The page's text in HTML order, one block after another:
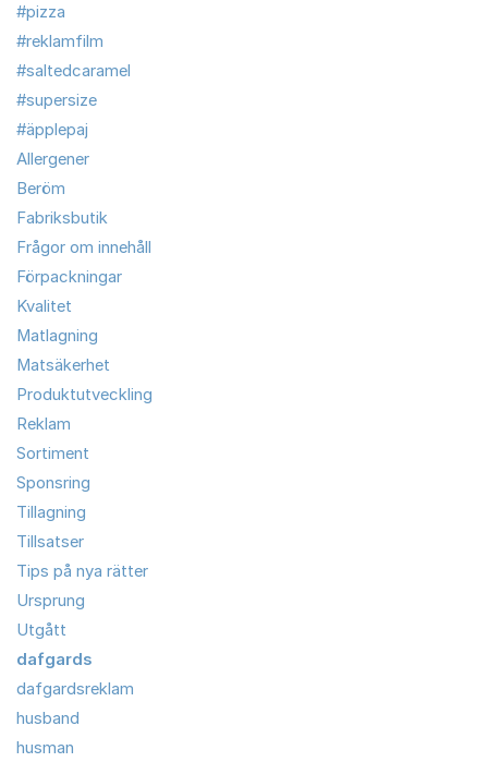
#pizza
#reklamfilm
#saltedcaramel
#supersize
#äpplepaj
Allergener
Beröm
Fabriksbutik
Frågor om innehåll
Förpackningar
Kvalitet
Matlagning
Matsäkerhet
Produktutveckling
Reklam
Sortiment
Sponsring
Tillagning
Tillsatser
Tips på nya rätter
Ursprung
Utgått
dafgards
dafgardsreklam
husband
husman